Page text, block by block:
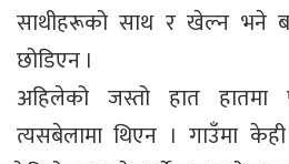
साथीहरूको साथ र खेल्न भने
छोडिएन ।
अहिलेको जस्तो हात हातमा
त्यसबेलामा थिएन । गाउँमा